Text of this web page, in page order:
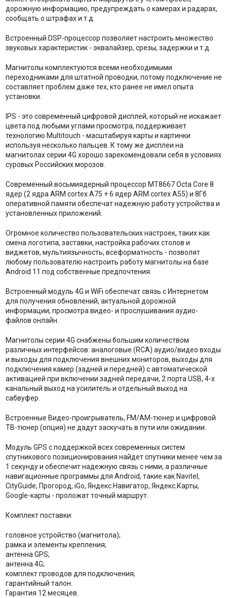
дорожную информацию, предупреждать о камерах и радарах,
сообщать о штрафах и т.д.
Встроенный DSP-процессор позволяет настроить множество
звуковых характеристик - эквалайзер, срезы, задержки и т.д.
Магнитолы комплектуются всеми необходимыми
переходниками для штатной проводки, потому подключение не
составляет проблем даже тех, кто ранее не имел опыта
установки.
IPS - это современный цифровой дисплей, который не искажает
цвета под любыми углами просмотра, поддерживает
технологию Multitouch - масштабируя карты и картинки
используя несколько пальцев. К тому же дисплеи на
магнитолах серии 4G хорошо зарекомендовали себя в условиях
суровых Российских морозов.
Современный восьмиядерный процессор MT8667 Octa Core 8
ядер (2 ядра ARM cortex A75 + 6 ядер ARM cortex A55) и 8Гб
оперативной памяти обеспечат надежную работу устройства и
установленных приложений.
Огромное количество пользовательских настроек, таких как
смена логотипа, заставки, настройка рабочих столов и
виджетов, мультиязычность, всеформатность - позволят
любому пользователю настроить работу магнитолы на базе
Android 11 под собственные предпочтения.
Встроенный модуль 4G и WiFi обеспечат связь с Интернетом
для получения обновлений, актуальной дорожной
информации, просмотра видео- и прослушивания аудио-
файлов онлайн.
Магнитолы серии 4G снабжены большим количеством
различных интерфейсов: аналоговые (RCA) аудио/видео входы
и выходы для подключения внешних мониторов, выходы для
подключения камер (задней и передней) с автоматической
активацией при включении задней передачи, 2 порта USB, 4-х
канальный выход на усилитель и отдельный выход на
сабвуфер.
Встроенные Видео-проигрыватель, FM/AM-тюнер и цифровой
ТВ-тюнер (опция) не дадут заскучать в пути или ожидании.
Модуль GPS с поддержкой всех современных систем
спутникового позиционирования найдет спутники менее чем за
1 секунду и обеспечит надежную связь с ними, а различные
навигационные программы для Android, такие как Navitel,
CityGuide, Прогород, iGo, Яндекс.Навигатор, Яндекс.Карты,
Google-карты - проложат точный маршрут.
Комплект поставки:
головное устройство (магнитола);
рамка и элементы крепления;
антенна GPS;
антенна 4G;
комплект проводов для подключения;
гарантийный талон.
Гарантия 12 месяцев.